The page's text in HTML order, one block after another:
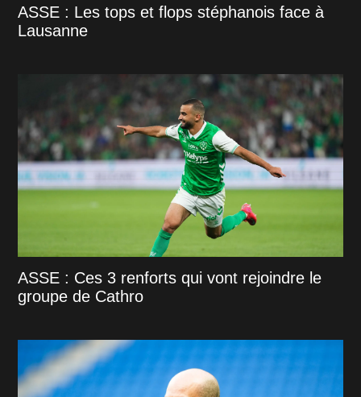
ASSE : Les tops et flops stéphanois face à
Lausanne
ASSE : Ces 3 renforts qui vont rejoindre le
groupe de Cathro